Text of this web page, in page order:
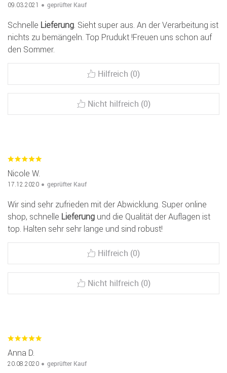
09.03.2021 geprüfter Kauf
Schnelle Lieferung. Sieht super aus. An der Verarbeitung ist
nichts zu bemängeln. Top Prudukt !Freuen uns schon auf
den Sommer.
Hilfreich (0)
Nicht hilfreich (0)
Nicole W.
17.12.2020 geprüfter Kauf
Wir sind sehr zufrieden mit der Abwicklung. Super online
shop, schnelle Lieferung und die Qualität der Auflagen ist
top. Halten sehr sehr lange und sind robust!
Hilfreich (0)
Nicht hilfreich (0)
Anna D.
20.08.2020 geprüfter Kauf